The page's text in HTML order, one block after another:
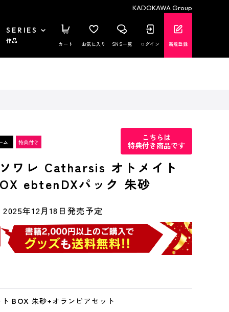
KADOKAWA Group
SERIES
作品 カート お気に入り SNS一覧 ログイン 新規登録
こちらは
特典付き商品です
ワレ Catharsis オトメイト
ebtenDXパック 朱砂
2025年12月18日発売予定
BOX 朱砂+オランピアセット